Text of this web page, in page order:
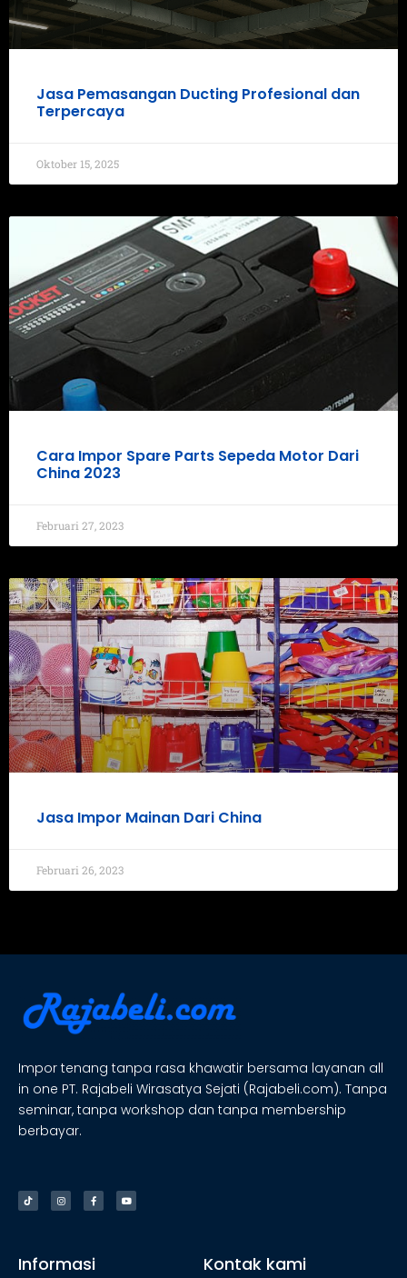
Jasa Pemasangan Ducting Profesional dan
Terpercaya
Oktober 15, 2025
Cara Impor Spare Parts Sepeda Motor Dari
China 2023
Februari 27, 2023
Jasa Impor Mainan Dari China
Februari 26, 2023
Impor tenang tanpa rasa khawatir bersama layanan all
in one PT. Rajabeli Wirasatya Sejati (Rajabeli.com). Tanpa
seminar, tanpa workshop dan tanpa membership
berbayar.
Informasi Kontak kami